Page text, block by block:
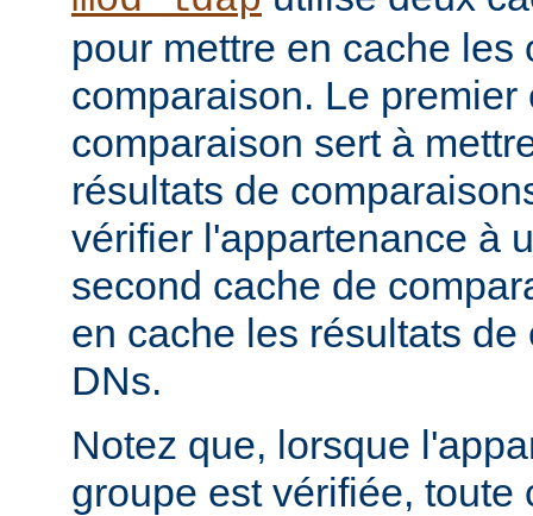
pour mettre en cache les
comparaison. Le premier
comparaison sert à
résultats de
vérifier l'appartenance à
second cache de
en cache les résultats
DNs.
Notez que, lorsque
groupe est vérifiée, toute